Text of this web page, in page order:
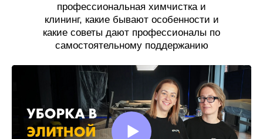
профессиональная химчистка и
клининг, какие бывают особенности и
какие советы дают профессионалы по
самостоятельному поддержанию